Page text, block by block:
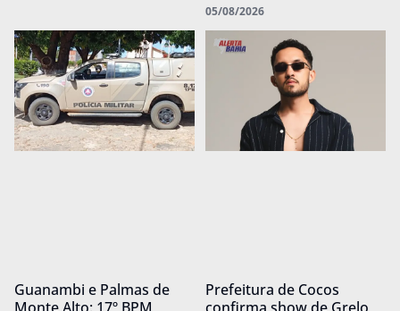
05/08/2026
Guanambi e Palmas de
Prefeitura de Cocos